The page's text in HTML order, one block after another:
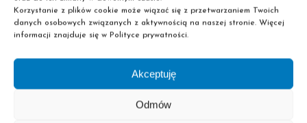
Korzystanie z plików cookie może wiązać się z przetwarzaniem Twoich
danych osobowych związanych z aktywnością na naszej stronie. Więcej
informacji znajduje się w Polityce prywatności.
Akceptuję
Odmów
Aranżacje na różne okazje
Zarządzanie kwiaciarnią
Słuchacze uczą się również zarządzania własnym
biznesem florystycznym, co jest niezwykle przydatne dla